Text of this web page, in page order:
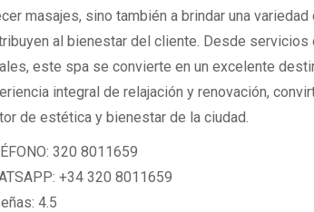
masajes, sino también a brindar una
al bienestar del cliente. Desde servicios
este spa se convierte en un excelente
integral de relajación y renovación,
de estética y bienestar de la ciudad.
320 8011659
+34 320 8011659
4.5